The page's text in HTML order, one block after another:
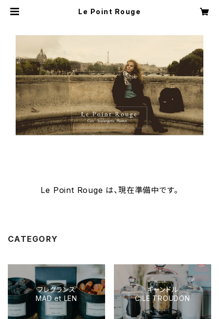
Le Point Rouge
Le Point Rouge は、現在準備中です。
CATEGORY
フレグランス
MAD et LEN
キャンドル
CILE TROUDON